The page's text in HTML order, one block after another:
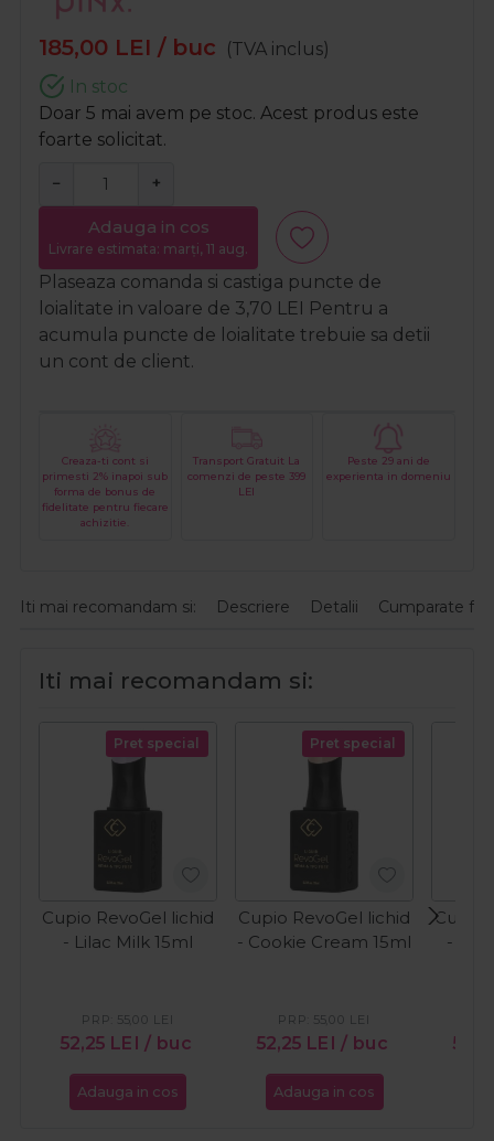
185,00 LEI / buc
(TVA inclus)
In stoc
Doar 5 mai avem pe stoc. Acest produs este
foarte solicitat.
− +
Adauga in cos
Livrare estimata: marți, 11 aug.
Plaseaza comanda si castiga puncte de
loialitate in valoare de 3,70 LEI Pentru a
acumula puncte de loialitate trebuie sa detii
un cont de client.
Creaza-ti cont si
primesti 2% inapoi sub
forma de bonus de
fidelitate pentru fiecare
achizitie.
Transport Gratuit La
comenzi de peste 399
LEI
Peste 29 ani de
experienta in domeniu
Iti mai recomandam si: Descriere Detalii Cumparate
Iti mai recomandam si:
Pret special
Cupio RevoGel lichid
- Lilac Milk 15ml
52,25 LEI / buc
PRP: 55,00 LEI
Adauga in cos
Pret special
Cupio RevoGel lichid
- Cookie Cream 15ml
52,25 LEI / buc
PRP: 55,00 LEI
Adauga in cos
Cupio
-